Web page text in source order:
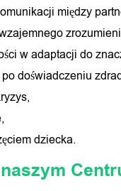
między
w adaptacji do
doświadczeniu
dziecka.